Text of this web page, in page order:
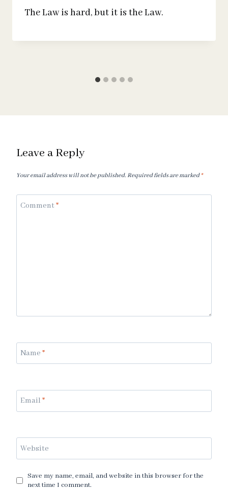
The Law is hard, but it is the Law.
Leave a Reply
Your email address will not be published. Required fields are marked*
Comment*
Name *
Email *
Website
Save my name, email, and website in this browser for the
next time I comment.